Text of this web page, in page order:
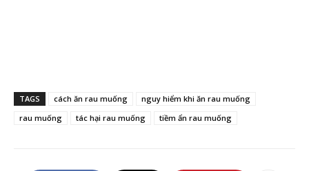
TAGS cách ăn rau muống
nguy hiểm khi ăn rau muống
rau muống
tác hại rau muống tiềm ẩn rau muống